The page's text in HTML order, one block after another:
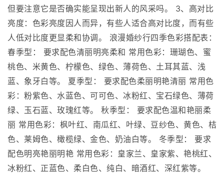
但要注意它是否确实能呈现出新人的风采吗。 3、高对比
亮度：色彩亮度因人而异，有些人适合高对比度，而有些
人低对比度更显柔和协调。 浪漫婚纱行四季色彩搭配表：
春季型： 要求配色清丽明亮柔和 常用色彩：珊瑚色、蜜
桃色、米黄色、柠檬色、绿色、薄荷色、土耳其蓝、浅
蓝、象牙白等。 夏季型： 要求配色柔丽明艳清丽 常用色
彩：粉紫色、水蓝色、可可色、冰粉红、宝石绿色、薄荷
绿、玉石蓝、玫瑰红等。 秋季型： 要求配色温和艳丽柔
丽 常用色彩：枫叶红、南瓜红、叶绿、豆纱色、黄色、桔
色、莱姆色、橄榄绿、金色、奶油白等。 冬季型： 要求
配色明亮艳丽明艳 常用色彩：皇家兰、皇家紫、艳桃红、
冰粉红、正蓝色、柔白色、纯白、暗酒红、深红紫等。